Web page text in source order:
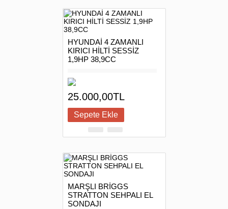
HYUNDAİ 4 ZAMANLI
KIRICI HİLTİ SESSİZ
1,9HP 38,9CC
25.000,00TL
MARŞLI BRİGGS
STRATTON SEHPALI EL
SONDAJI